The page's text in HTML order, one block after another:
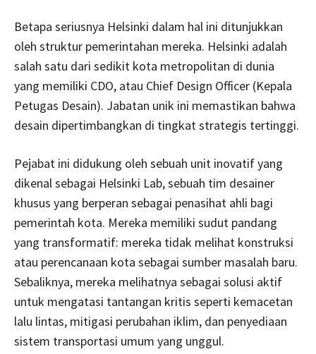
Betapa seriusnya Helsinki dalam hal ini ditunjukkan
oleh struktur pemerintahan mereka. Helsinki adalah
salah satu dari sedikit kota metropolitan di dunia
yang memiliki CDO, atau Chief Design Officer (Kepala
Petugas Desain). Jabatan unik ini memastikan bahwa
desain dipertimbangkan di tingkat strategis tertinggi.
Pejabat ini didukung oleh sebuah unit inovatif yang
dikenal sebagai Helsinki Lab, sebuah tim desainer
khusus yang berperan sebagai penasihat ahli bagi
pemerintah kota. Mereka memiliki sudut pandang
yang transformatif: mereka tidak melihat konstruksi
atau perencanaan kota sebagai sumber masalah baru.
Sebaliknya, mereka melihatnya sebagai solusi aktif
untuk mengatasi tantangan kritis seperti kemacetan
lalu lintas, mitigasi perubahan iklim, dan penyediaan
sistem transportasi umum yang unggul.